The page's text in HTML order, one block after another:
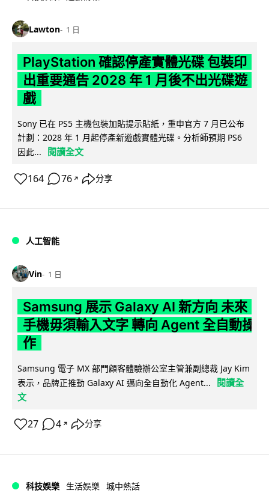
Lawton 1 日
PlayStation 確認停產實體光碟 包裝印
出重要通告 2028 年 1 月後不出光碟遊
戲
Sony 已在 PS5 主機包裝加貼提示貼紙，重申官方 7 月已公布
計劃：2028 年 1 月起停產新遊戲實體光碟。分析師預期 PS6
因此...
閱讀全文
164 76 ↗ 分享
人工智能
Vin 1 日
Samsung 展示 Galaxy AI 新方向 未來
手機毋須輸入文字 轉向 Agent 全自動操
作
Samsung 電子 MX 部門顧客體驗辦公室主管兼副總裁 Jay Kim
表示，品牌正推動 Galaxy AI 邁向全自動化 Agent...
閱讀全
文
27 4 ↗ 分享
科技娛樂 生活娛樂 城中熱話